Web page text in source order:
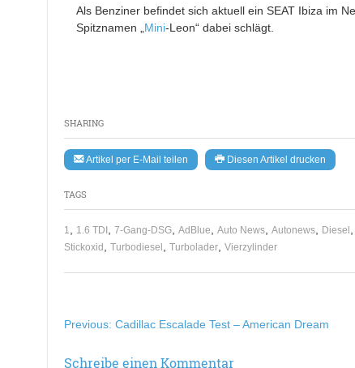
SHARING
Artikel per E-Mail teilen Diesen Artikel drucken
TAGS
1 1.6 TDI, 7-Gang-DSG, AdBlue Auto News, Autonews, Diesel
Stickoxid Turbodiesel Turbolader, Vierzylinder
Als Benziner befindet sich aktuell ein SEAT Ibiza im
Spitznamen „Mini-Leon“ dabei schlägt.
Beitragsnavigation
Previous: Cadillac Escalade Test – American Dream
Schreibe einen Kommentar